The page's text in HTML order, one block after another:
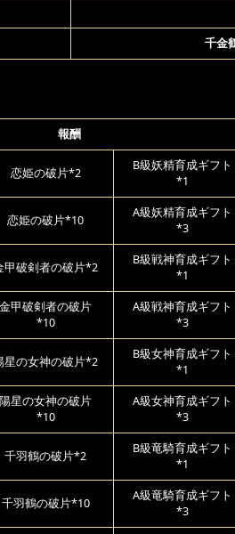
千金
報酬
恋姫の破片*2
B級妖精育成ギフト
*1
恋姫の破片*10
A級妖精育成ギフト
*3
甲破剣者の破片*2
B級戦神育成ギフト
*1
金甲破剣者の破片
*10
A級戦神育成ギフト
*3
星の女神の破片*2
B級女神育成ギフト
*1
陽星の女神の破片
*10
A級女神育成ギフト
*3
千羽鶴の破片*2
B級竜騎育成ギフト
*1
千羽鶴の破片*10
A級竜騎育成ギフト
*3